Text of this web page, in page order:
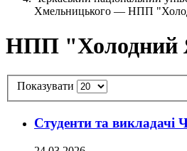
Хмельницького — НПП
НПП "Холодний
Показувати
Студенти та викладачі